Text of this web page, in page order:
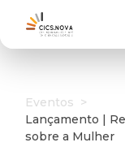
Eventos >
Lançamento |
sobre a Mulher